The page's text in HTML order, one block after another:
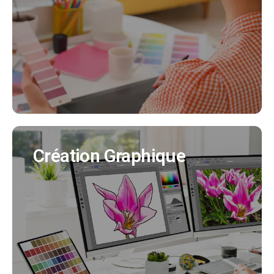
en cohérence avec tous vos supports de
communication. (Création charte graphique,
logo, déclinaisons..)
EN SAVOIR PLUS
Création Graphique
Création Graphique
Nous créons tous vos supports de
communication (flyer, affiche, brochure produit,
bulletin municipal, mascotte..)
EN SAVOIR PLUS